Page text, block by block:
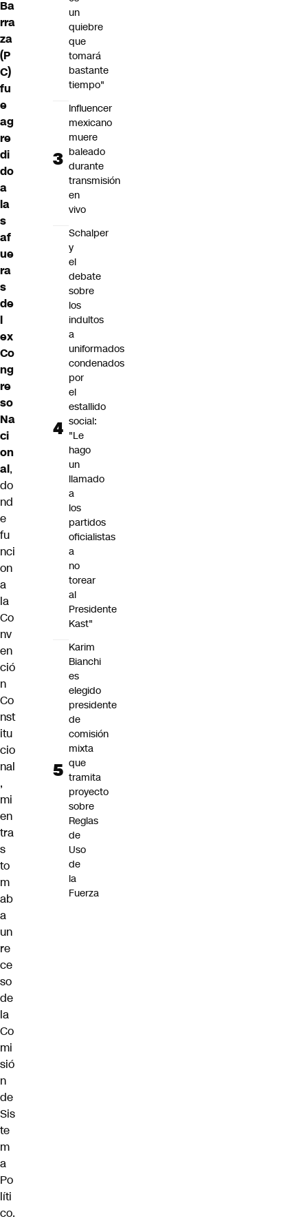
Ba
rra
za
(P
C)
fu
e
ag
re
di
do
a
la
s
af
ue
ra
s
de
l
ex
Co
ng
re
so
Na
ci
on
al,
do
nd
e
fu
nci
on
a
la
Co
nv
en
ció
n
Co
nst
itu
cio
nal
,
mi
en
tra
s
to
m
ab
a
un
re
ce
so
de
la
Co
mi
sió
n
de
Sis
te
m
a
Po
líti
co.
un
quiebre
que
tomará
bastante
tiempo"
Influencer
mexicano
muere
baleado
durante
transmisión
en
vivo
Schalper
y
el
debate
sobre
los
indultos
a
uniformados
condenados
por
el
estallido
social:
"Le
hago
un
llamado
a
los
partidos
oficialistas
a
no
torear
al
Presidente
Kast"
Karim
Bianchi
es
elegido
presidente
de
comisión
mixta
que
tramita
proyecto
sobre
Reglas
de
Uso
de
la
Fuerza